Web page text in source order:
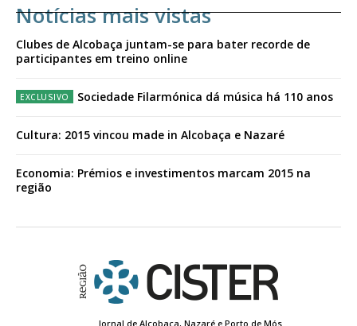
Notícias mais vistas
Clubes de Alcobaça juntam-se para bater recorde de
participantes em treino online
Sociedade Filarmónica dá música há 110 anos
Cultura: 2015 vincou made in Alcobaça e Nazaré
Economia: Prémios e investimentos marcam 2015 na
região
Jornal de Alcobaça, Nazaré e Porto de Mós